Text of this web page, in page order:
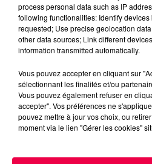
5 août 2026
Des assiettes Linvosges
excès de plomb
céramique vendues entre
process personal data such as IP
following functionalities: Identify
requested; Use precise geolocation
other data sources; Link different
information transmitted automatically.
Vous pouvez accepter en cliquant sur
sélectionnant les finalités et/ou
Vous pouvez également refuser en
accepter". Vos préférences ne
pouvez mettre à jour vos choix, ou
moment via le lien "Gérer les cookies"